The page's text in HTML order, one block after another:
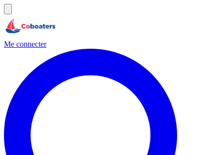
Me connecter